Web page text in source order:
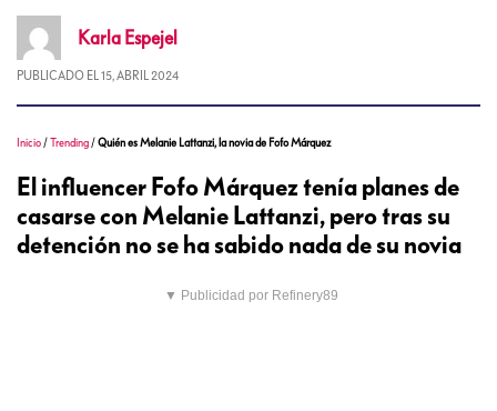
Karla Espejel
PUBLICADO EL 15, ABRIL 2024
Inicio /Trending /Quién es Melanie Lattanzi, la novia de Fofo Márquez
El influencer Fofo Márquez tenía planes de
casarse con Melanie Lattanzi, pero tras su
detención no se ha sabido nada de su novia
▼ Publicidad por Refinery89